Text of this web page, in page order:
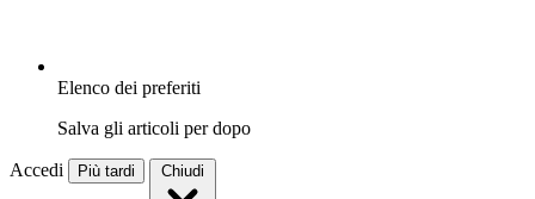
Elenco dei preferiti
Salva gli articoli per dopo
Accedi Più tardi Chiudi